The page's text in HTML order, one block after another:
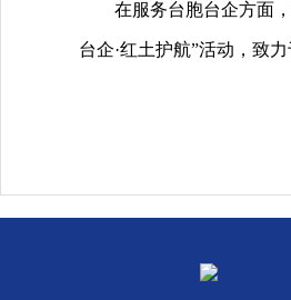
在服务台胞台企方面，
台企·红土护航”活动，致